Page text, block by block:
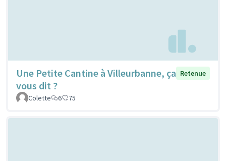
Une Petite Cantine à Villeurbanne, ça
vous dit ?
Retenue
Colette 6 75